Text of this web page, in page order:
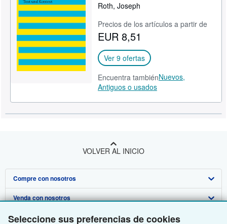
Seleccione sus preferencias de cookies
Roth, Joseph
Precios de los artículos a partir de
EUR 8,51
Ver 9 ofertas
Encuentra tambiénNuevos,
Antiguos o usados
VOLVER AL INICIO
Compre con nosotros
Búsqueda avanzada
Colecciones
Venda con nosotros
Comenzar a vender
Sobre nosotros